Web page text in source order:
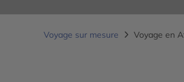
Voyage sur mesure Voyage en